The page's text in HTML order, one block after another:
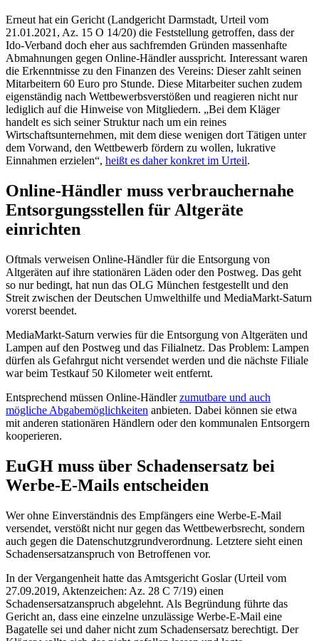
Erneut hat ein Gericht (Landgericht Darmstadt, Urteil vom
21.01.2021, Az. 15 O 14/20) die Feststellung getroffen, dass der
Ido-Verband doch eher aus sachfremden Gründen massenhafte
Abmahnungen gegen Online-Händler ausspricht. Interessant waren
die Erkenntnisse zu den Finanzen des Vereins: Dieser zahlt seinen
Mitarbeitern 60 Euro pro Stunde. Diese Mitarbeiter suchen zudem
eigenständig nach Wettbewerbsverstößen und reagieren nicht nur
lediglich auf die Hinweise von Mitgliedern. „Bei dem Kläger
handelt es sich seiner Struktur nach um ein reines
Wirtschaftsunternehmen, mit dem diese wenigen dort Tätigen unter
dem Vorwand, den Wettbewerb fördern zu wollen, lukrative
Einnahmen erzielen“, heißt es daher konkret im Urteil.
Online-Händler muss verbrauchernahe
Entsorgungsstellen für Altgeräte
einrichten
Oftmals verweisen Online-Händler für die Entsorgung von
Altgeräten auf ihre stationären Läden oder den Postweg. Das geht
so nur bedingt, hat nun das OLG München festgestellt und den
Streit zwischen der Deutschen Umwelthilfe und MediaMarkt-Saturn
vorerst beendet.
MediaMarkt-Saturn verwies für die Entsorgung von Altgeräten und
Lampen auf den Postweg und das Filialnetz. Das Problem: Lampen
dürfen als Gefahrgut nicht versendet werden und die nächste Filiale
war beim Testkauf 50 Kilometer weit entfernt.
Entsprechend müssen Online-Händlerzumutbare und auch
mögliche Abgabemöglichkeiten anbieten. Dabei können sie etwa
mit anderen stationären Händlern oder den kommunalen Entsorgern
kooperieren.
EuGH muss über Schadensersatz bei
Werbe-E-Mails entscheiden
Wer ohne Einverständnis des Empfängers eine Werbe-E-Mail
versendet, verstößt nicht nur gegen das Wettbewerbsrecht, sondern
auch gegen die Datenschutzgrundverordnung. Letztere sieht einen
Schadensersatzanspruch von Betroffenen vor.
In der Vergangenheit hatte das Amtsgericht Goslar (Urteil vom
27.09.2019, Aktenzeichen: Az. 28 C 7/19) einen
Schadensersatzanspruch abgelehnt. Als Begründung führte das
Gericht an, dass eine einzelne unzulässige Werbe-E-Mail eine
Bagatelle sei und daher nicht zum Schadensersatz berechtigt. Der